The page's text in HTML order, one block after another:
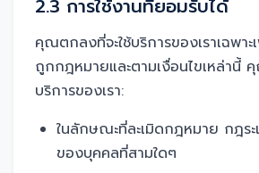
2.3 การใช้งานที่ยอมรับได้
คุณตกลงที่จะใช้บริการของเราเฉพา
ถูกกฎหมายและตามเงื่อนไขเหล่านี้
บริการของเรา:
ในลักษณะที่ละเมิดกฎหมาย กฎร
ของบุคคลที่สามใดๆ